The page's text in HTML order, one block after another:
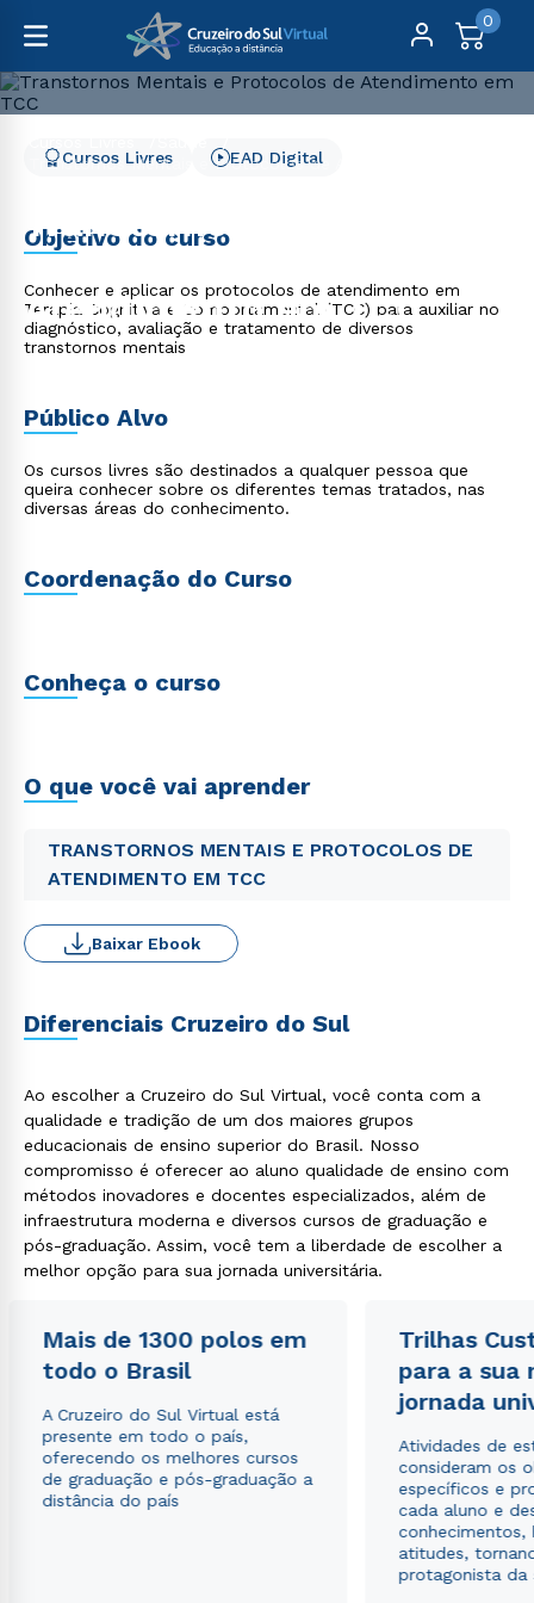
0
Transtornos Mentais e Protocolos de Atendimento em
Transtornos Mentais e
Protocolos de
Atendimento em TCC
Cursos Livres EAD Digital
Objetivo do curso
Conhecer e aplicar os protocolos de atendimento em
Terapia Cognitiva e Comportamental (TCC) para auxiliar no
diagnóstico, avaliação e tratamento de diversos
transtornos mentais
Público Alvo
Os cursos livres são destinados a qualquer pessoa que
queira conhecer sobre os diferentes temas tratados, nas
diversas áreas do conhecimento.
Coordenação do Curso
Conheça o curso
O que você vai aprender
TRANSTORNOS MENTAIS E PROTOCOLOS DE
ATENDIMENTO EM TCC
Baixar Ebook
Diferenciais Cruzeiro do Sul
Ao escolher a Cruzeiro do Sul Virtual, você conta com a
qualidade e tradição de um dos maiores grupos
educacionais de ensino superior do Brasil. Nosso
compromisso é oferecer ao aluno qualidade de ensino com
métodos inovadores e docentes especializados, além de
infraestrutura moderna e diversos cursos de graduação e
pós-graduação. Assim, você tem a liberdade de escolher a
melhor opção para sua jornada universitária.
Mais de 1300 polos em
todo o Brasil
A Cruzeiro do Sul Virtual está
presente em todo o país,
oferecendo os melhores cursos
de graduação e pós-graduação a
distância do país
Trilhas
para a sua
jornada
Atividades de
consideram os
específicos e
cada aluno e
conhecimentos,
atitudes,
protagonista da